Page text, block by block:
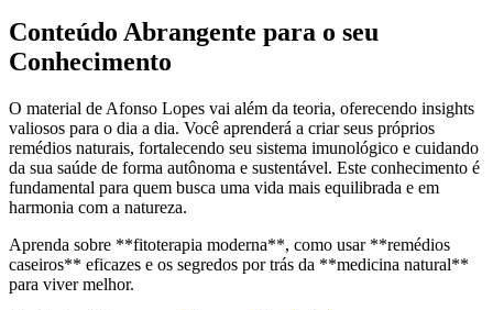
Conteúdo Abrangente para o seu
Conhecimento
O material de Afonso Lopes vai além da teoria, oferecendo insights
valiosos para o dia a dia. Você aprenderá a criar seus próprios
remédios naturais, fortalecendo seu sistema imunológico e cuidando
da sua saúde de forma autônoma e sustentável. Este conhecimento é
fundamental para quem busca uma vida mais equilibrada e em
harmonia com a natureza.
Aprenda sobre **fitoterapia moderna**, como usar **remédios
caseiros** eficazes e os segredos por trás da **medicina natural**
para viver melhor.